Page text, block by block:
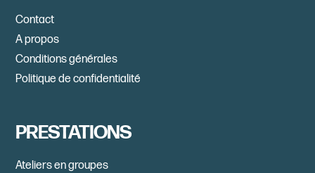
Contact
A propos
Conditions générales
Politique de confidentialité
PRESTATIONS
Ateliers en groupes